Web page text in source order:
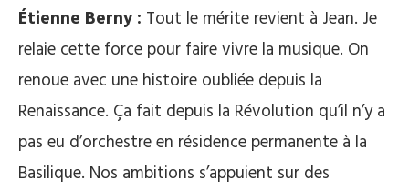
Étienne Berny : Tout le mérite revient à Jean. Je
relaie cette force pour faire vivre la musique. On
renoue avec une histoire oubliée depuis la
Renaissance. Ça fait depuis la Révolution qu’il n’y a
pas eu d’orchestre en résidence permanente à la
Basilique. Nos ambitions s’appuient sur des